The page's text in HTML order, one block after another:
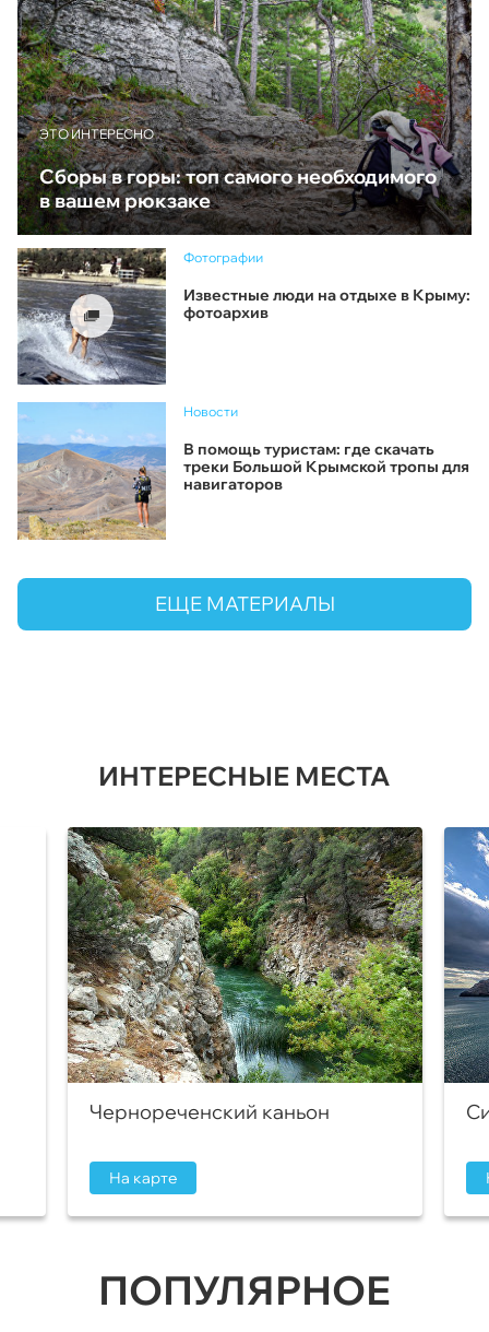
ЭТО ИНТЕРЕСНО
Сборы в горы: топ самого необходимого
в вашем рюкзаке
Фотографии
Известные люди на отдыхе в Крыму:
фотоархив
Новости
В помощь туристам: где скачать
треки Большой Крымской тропы для
навигаторов
ЕЩЕ МАТЕРИАЛЫ
ИНТЕРЕСНЫЕ МЕСТА
Чернореченский каньон
На карте
ПОПУЛЯРНОЕ